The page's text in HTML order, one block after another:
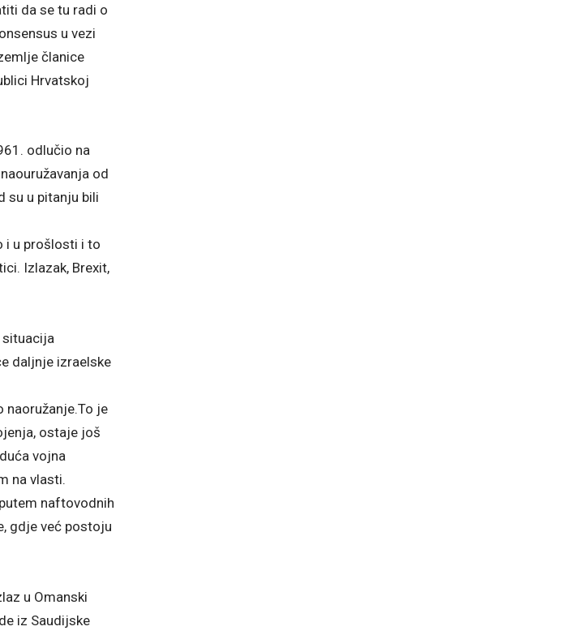
da se tu radi o
u vezi
članice
Hrvatskoj
odlučio na
od
su u pitanju bili
i u prošlosti i to
Izlazak, Brexit,
situacija
daljnje izraelske
naoružanje.To je
ostaje još
vojna
na vlasti.
naftovodnih
gdje već postoju
u Omanski
iz Saudijske